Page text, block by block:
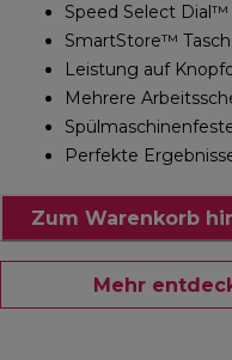
Speed Select Dial™
SmartStore™
Leistung auf
Mehrere
Perfekte
Zum Warenkorb
Mehr